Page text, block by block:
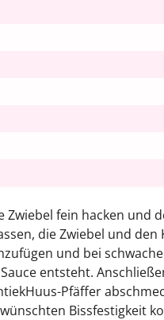
Zwiebel fein hacken und
die Zwiebel und
und bei
entsteht.
Pfäffer
Bissfestigkeit